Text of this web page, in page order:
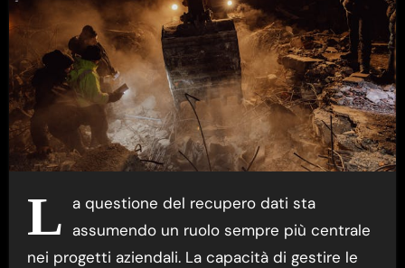
L a questione del recupero dati sta
assumendo un ruolo sempre più centrale
nei progetti aziendali. La capacità di gestire le